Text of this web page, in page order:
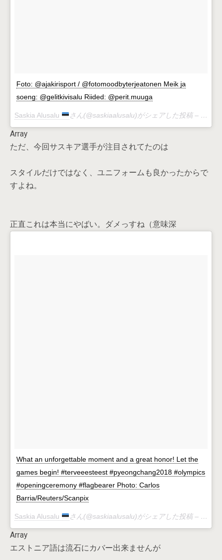
Foto: @ajakirisport / @fotomoodbyterjeatonen Meik ja
soeng: @gelitkivisalu Riided: @perit.muuga
Saskia Alusalu さん(@saskiaalusalu)がシェアした投稿 – 8月 8,
Array
ただ、今回サスキア選手が注目されてたのは
スタイルだけではなく、ユニフォームも良かったからで
すよね。
正直これは本当にやばい。ダメっすね（意味深
What an unforgettable moment and a great honor! Let the
games begin! #terveeesteest #pyeongchang2018 #olympics
#openingceremony #flagbearer Photo: Carlos
Barria/Reuters/Scanpix
Saskia Alusalu さん(@saskiaalusalu)がシェアした投稿 – 2月 9,
Array
エストニア語は流石にカバー出来ませんが